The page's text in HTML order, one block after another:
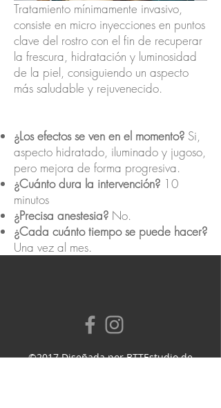
Tratamiento mínimamente invasivo,
consiste en micro inyecciones en puntos
clave del rostro con el fin de recuperar
la frescura, hidratación y luminosidad
de la piel, consiguiendo un aspecto
más saludable y rejuvenecido.
¿Los efectos se ven en el momento? Si,
aspecto hidratado, iluminado y jugoso,
pero mejora de forma progresiva.
¿Cuánto dura la intervención? 10
minutos
¿Precisa anestesia? No.
¿Cada cuánto tiempo se puede hacer?
Una vez al mes.
©2017 Diseñada por BTTEstudio de